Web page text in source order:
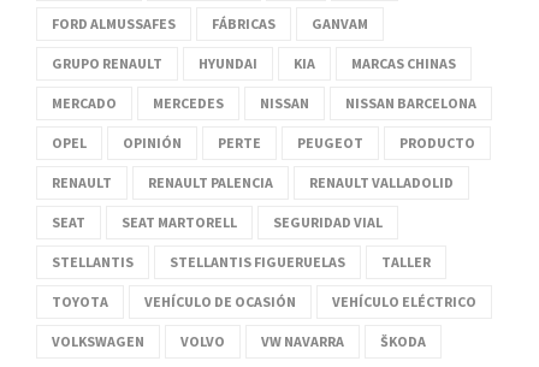
FORD ALMUSSAFES FÁBRICAS GANVAM
GRUPO RENAULT HYUNDAI KIA MARCAS CHINAS
MERCADO MERCEDES NISSAN NISSAN BARCELONA
OPEL OPINIÓN PERTE PEUGEOT PRODUCTO
RENAULT RENAULT PALENCIA RENAULT VALLADOLID
SEAT SEAT MARTORELL SEGURIDAD VIAL
STELLANTIS STELLANTIS FIGUERUELAS TALLER
TOYOTA VEHÍCULO DE OCASIÓN VEHÍCULO ELÉCTRICO
VOLKSWAGEN VOLVO VW NAVARRA ŠKODA